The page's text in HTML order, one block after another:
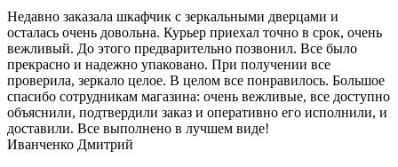
Недавно заказала шкафчик с зеркальными дверцами и
осталась очень довольна. Курьер приехал точно в срок, очень
вежливый. До этого предварительно позвонил. Все было
прекрасно и надежно упаковано. При получении все
проверила, зеркало целое. В целом все понравилось. Большое
спасибо сотрудникам магазина: очень вежливые, все доступно
объяснили, подтвердили заказ и оперативно его исполнили, и
доставили. Все выполнено в лучшем виде!
Иванченко Дмитрий